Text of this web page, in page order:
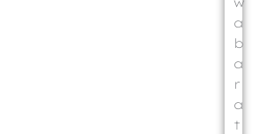
a
b
a
r
a
t